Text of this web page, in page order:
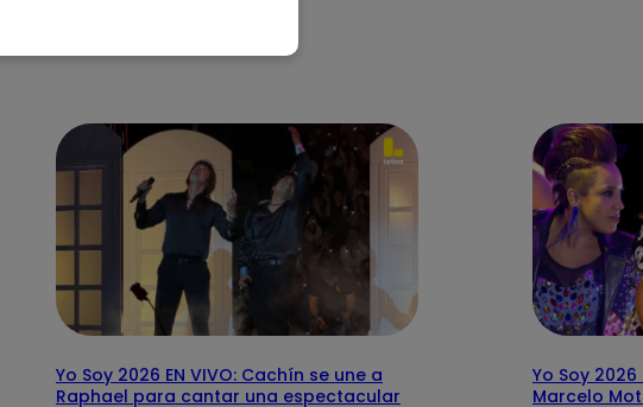
Yo Soy 2026 EN VIVO: Cachín se une a
Raphael para cantar una espectacular
Yo Soy 2026
Marcelo